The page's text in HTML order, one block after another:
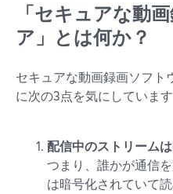
「セキュアな動
ア」とは何か？
セキュアな動画録画ソフト
に次の3点を気にしています
配信中のストリーム
つまり、誰かが通信
は暗号化されていて読